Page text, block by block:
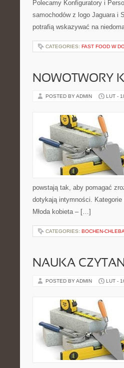
Polecamy Konfiguratory i
samochodów z logo Jaguara i
potrafią wskazywać na
CATEGORIES: FAST FOOD W
NOWOTWORY
POSTED BY ADMIN LUT -
powstają tak, aby pomagać
dotykają intymności. Kategorie
Młoda kobieta – […]
CATEGORIES: BOCHEN-CHLEBA
NAUKA
POSTED BY ADMIN LUT -